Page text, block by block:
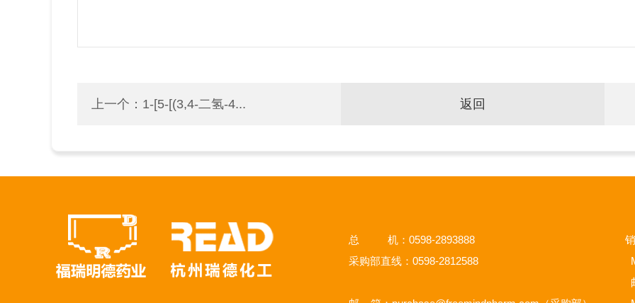
上一个： 1-[5-[(3,4-二氢-4... 返回
总 机：0598-2893888
采购部直线：0598-2812588